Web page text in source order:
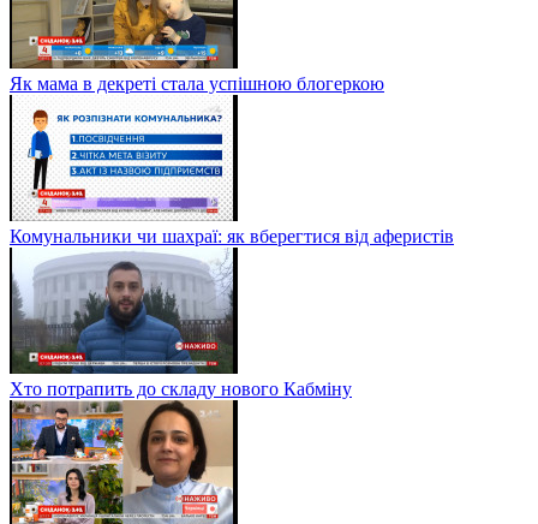
Як мама в декреті стала успішною блогеркою
Комунальники чи шахраї: як вберегтися від аферистів
Хто потрапить до складу нового Кабміну